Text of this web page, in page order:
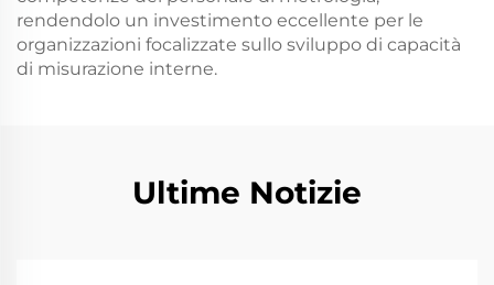
rendendolo un investimento eccellente per le
organizzazioni focalizzate sullo sviluppo di capacità
di misurazione interne.
Ultime Notizie